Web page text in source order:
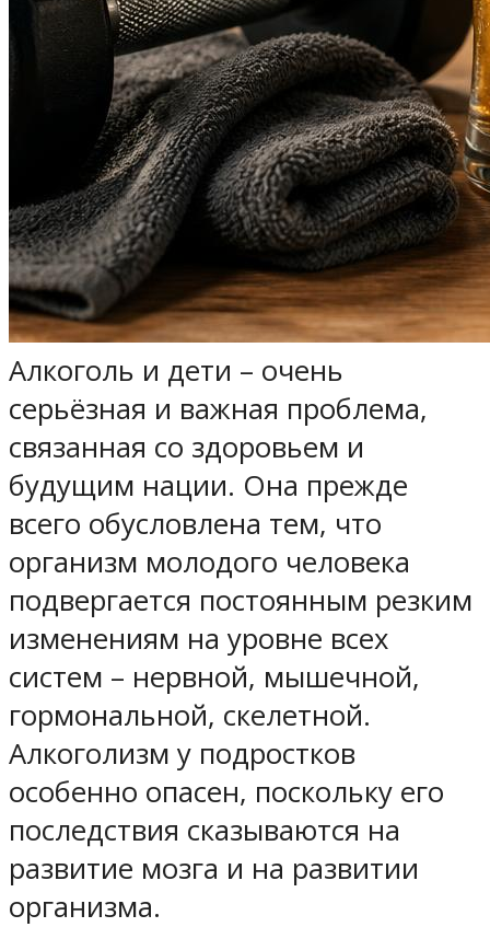
Алкоголь и дети – очень
серьёзная и важная проблема,
связанная со здоровьем и
будущим нации. Она прежде
всего обусловлена тем, что
организм молодого человека
подвергается постоянным резким
изменениям на уровне всех
систем – нервной, мышечной,
гормональной, скелетной.
Алкоголизм у подростков
особенно опасен, поскольку его
последствия сказываются на
развитие мозга и на развитии
организма.